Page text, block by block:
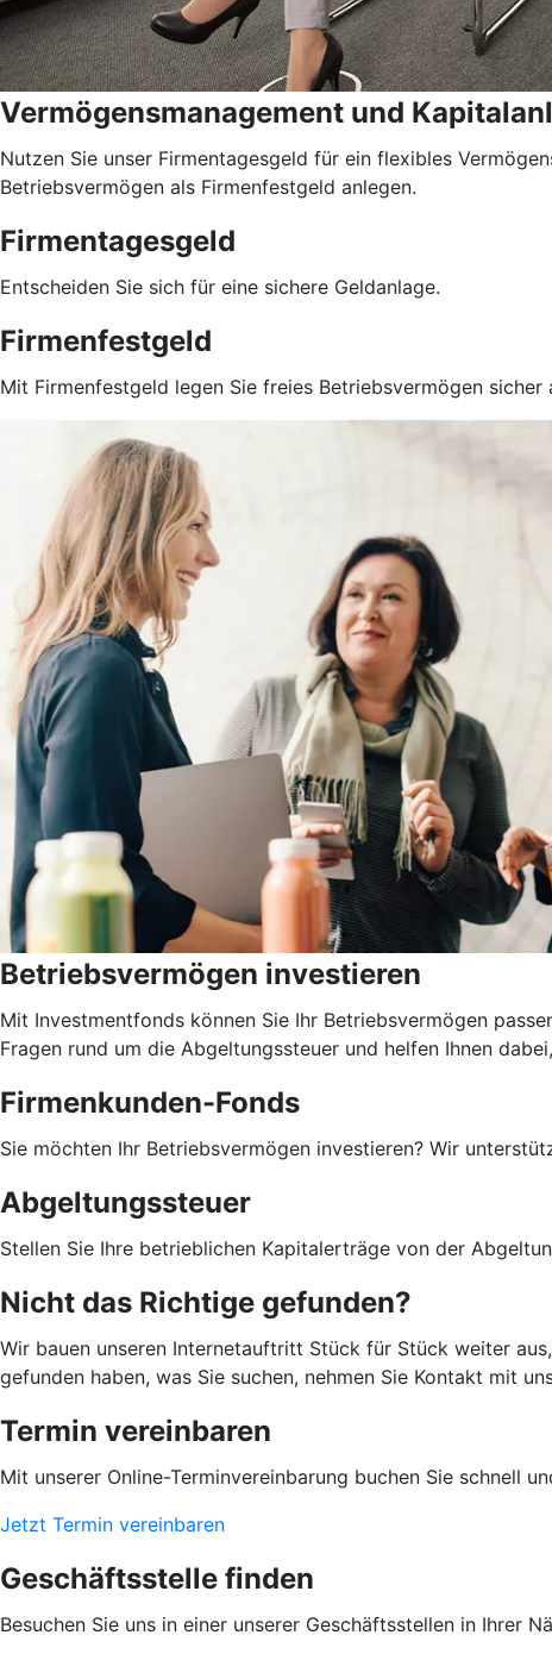
Vermögensmanagement und
Nutzen Sie unser Firmentagesgeld für ein flexibles
Betriebsvermögen als Firmenfestgeld anlegen.
Firmentagesgeld
Entscheiden Sie sich für eine sichere Geldanlage.
Firmenfestgeld
Mit Firmenfestgeld legen Sie freies Betriebsvermögen sicher
Betriebsvermögen investieren
Mit Investmentfonds können Sie Ihr Betriebsvermögen
Fragen rund um die Abgeltungssteuer und helfen Ihnen
Firmenkunden-Fonds
Sie möchten Ihr Betriebsvermögen investieren? Wir
Abgeltungssteuer
Stellen Sie Ihre betrieblichen Kapitalerträge von der
Nicht das Richtige gefunden?
Wir bauen unseren Internetauftritt Stück für Stück weiter
gefunden haben, was Sie suchen, nehmen Sie Kontakt mit
Termin vereinbaren
Mit unserer Online-Terminvereinbarung buchen Sie schnell
Jetzt Termin vereinbaren
Geschäftsstelle finden
Besuchen Sie uns in einer unserer Geschäftsstellen in Ihrer